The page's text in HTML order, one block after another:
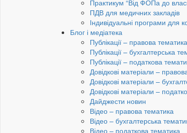
Практикум “Від ФОПа до
ПДВ для медичних закладів
Індивідуальні програми для
Блог і медіатека
Публікації – правова тематика
Публікації – бухгалтерська
Публікації – податкова
Довідкові матеріали –
Довідкові матеріали –
Довідкові матеріали –
Дайджести новин
Відео – правова тематика
Відео – бухгалтерська
Відео – податкова тематика